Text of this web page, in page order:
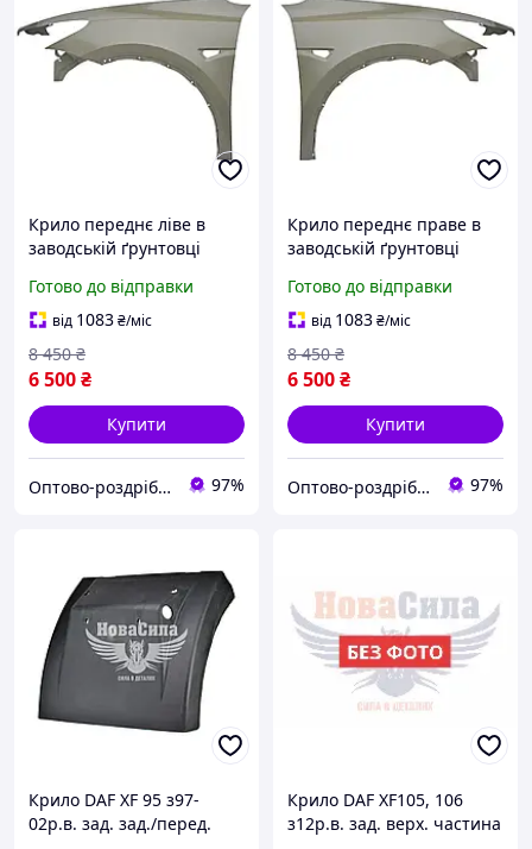
Крило переднє ліве в
заводській ґрунтовці
A) (Висока якість)
Готово до відправки
від 1083₴/міс
6 500₴
8 450 ₴
Купити
Оптово-роздрібний інтернет-магазин "NicePrice" 97%
Крило переднє праве в
заводській ґрунтовці
A) (Висока якість)
Готово до відправки
від 1083₴/міс
6 500₴
8 450 ₴
Купити
Оптово-роздрібний інтернет-магазин "NicePrice" 97%
Крило DAF XF 95 з97-
02р.в. зад. зад./перед.
Крило DAF XF105, 106
з12р.в. зад. верх. частина